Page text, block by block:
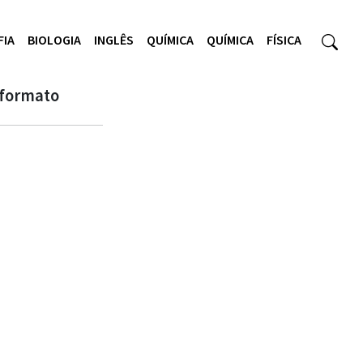
BIOLOGIA INGLÊS QUÍMICA QUÍMICA FÍSICA